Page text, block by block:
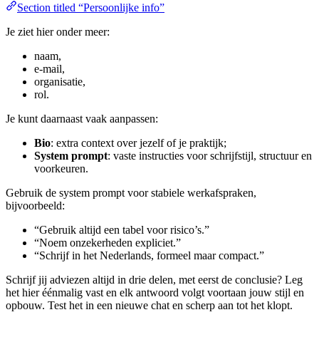
Section titled “Persoonlijke info”
Je ziet hier onder meer:
naam,
e-mail,
organisatie,
rol.
Je kunt daarnaast vaak aanpassen:
Bio: extra context over jezelf of je praktijk;
System prompt: vaste instructies voor schrijfstijl, structuur en
voorkeuren.
Gebruik de system prompt voor stabiele werkafspraken,
bijvoorbeeld:
“Gebruik altijd een tabel voor risico’s.”
“Noem onzekerheden expliciet.”
“Schrijf in het Nederlands, formeel maar compact.”
Schrijf jij adviezen altijd in drie delen, met eerst de conclusie? Leg
het hier éénmalig vast en elk antwoord volgt voortaan jouw stijl en
opbouw. Test het in een nieuwe chat en scherp aan tot het klopt.